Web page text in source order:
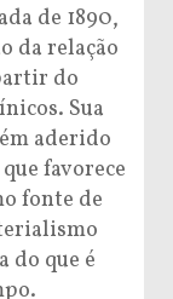
de 1890,
da relação
do
Sua
aderido
favorece
fonte de
do que é